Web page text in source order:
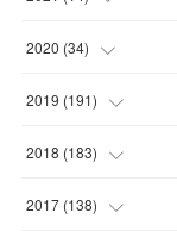
(8
(7)
(14
(1
(6)
(2)
(5)
2020 (34)
(1)
(3)
(4)
2019 (191)
(4)
(9)
2018 (183)
(11
2017 (138)